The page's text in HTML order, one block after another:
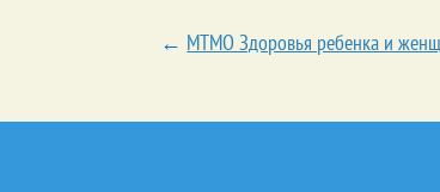
← МТМО Здоровья ребенка и